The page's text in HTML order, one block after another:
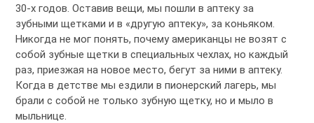
30-х годов. Оставив вещи, мы пошли в аптеку за
зубными щетками и в «другую аптеку», за коньяком.
Никогда не мог понять, почему американцы не возят с
собой зубные щетки в специальных чехлах, но каждый
раз, приезжая на новое место, бегут за ними в аптеку.
Когда в детстве мы ездили в пионерский лагерь, мы
брали с собой не только зубную щетку, но и мыло в
мыльнице.